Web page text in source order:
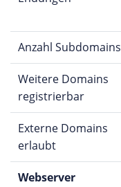
Anzahl Subdomains
Weitere Domains
registrierbar
Externe Domains
erlaubt
Webserver